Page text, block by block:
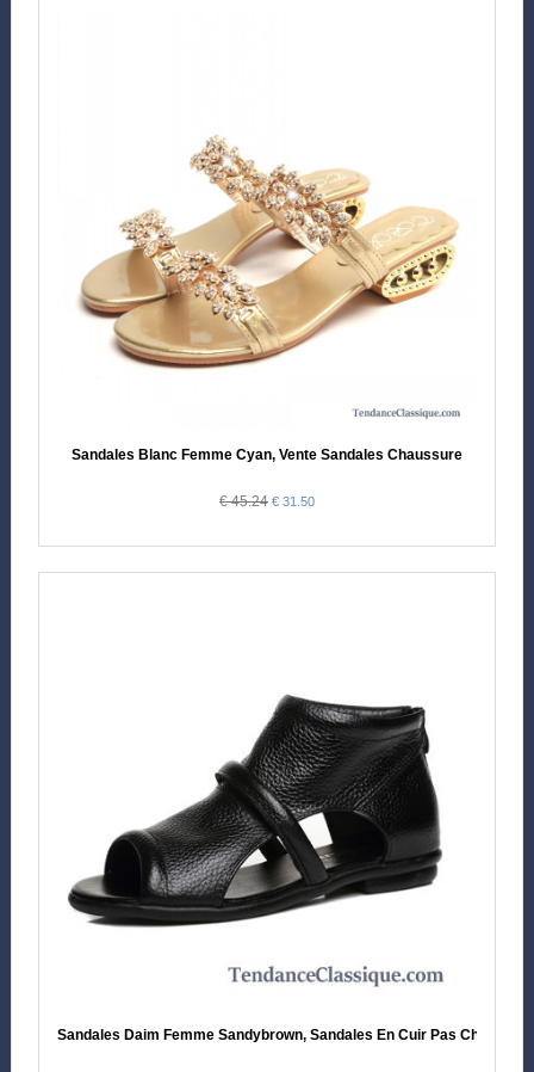
Sandales Blanc Femme Cyan, Vente Sandales Chaussure
€ 45.24 € 31.50
Sandales Daim Femme Sandybrown, Sandales En Cuir Pas Cher En